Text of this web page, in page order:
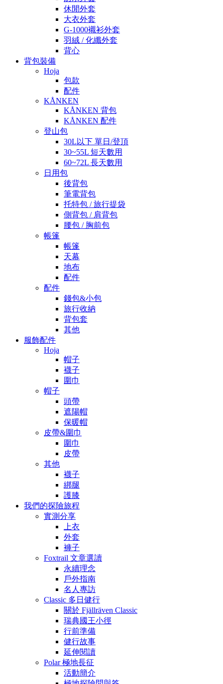
休閒外套
大衣外套
G-1000襯衫外套
羽絨 / 化纖外套
背心
背包裝備
Hoja
包款
配件
KÅNKEN
KÅNKEN 背包
KÅNKEN 配件
登山包
30L以下 單日/登頂
30~55L 短天數用
60~72L 長天數用
日用包
後背包
筆電背包
托特包 / 旅行提袋
側背包 / 肩背包
腰包 / 胸前包
帳篷
帳篷
天幕
地布
配件
配件
錢包&小包
旅行收納
背包套
其他
服飾配件
Hoja
帽子
襪子
圍巾
帽子
頭帶
遮陽帽
保暖帽
皮帶&圍巾
圍巾
皮帶
其他
襪子
綁腿
護膝
我們的探險旅程
實測分享
上衣
外套
褲子
Foxtrail 文章選讀
永續理念
戶外指南
名人專訪
Classic 多日健行
關於 Fjällräven Classic
瑞典國王小徑
行前準備
健行故事
延伸閱讀
Polar 極地長征
活動簡介